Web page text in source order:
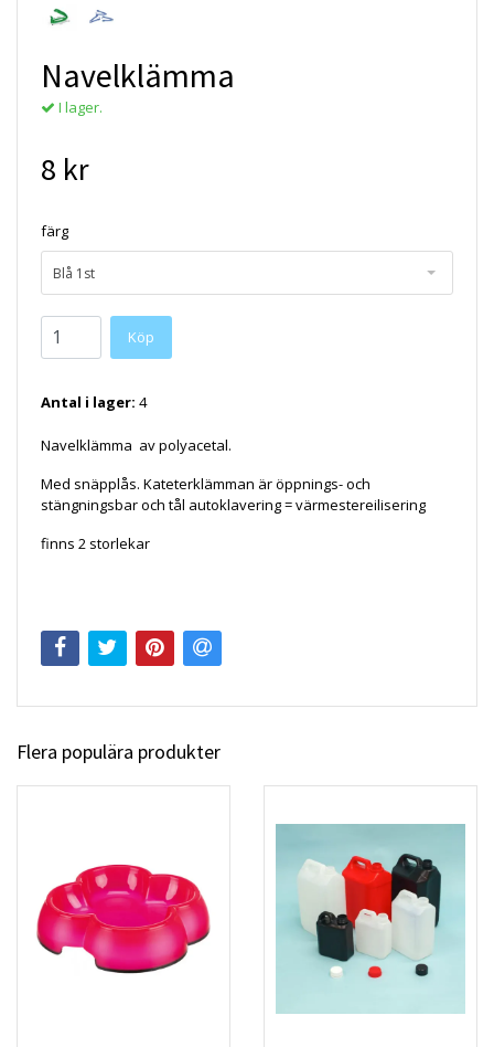
Navelklämma
I lager.
8 kr
färg
Blå 1st
Köp
Antal i lager: 4
Navelklämma av polyacetal.
Med snäpplås. Kateterklämman är öppnings- och
stängningsbar och tål autoklavering = värmestereilisering
finns 2 storlekar
Flera populära produkter